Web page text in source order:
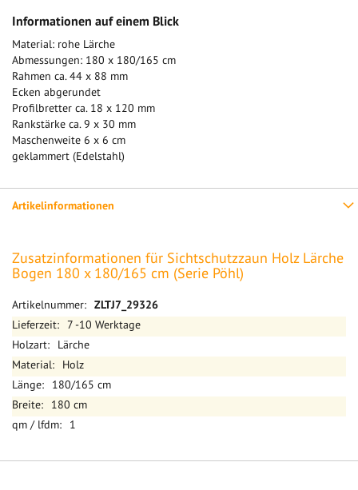
Informationen auf einem Blick
Material: rohe Lärche
Abmessungen: 180 x 180/165 cm
Rahmen ca. 44 x 88 mm
Ecken abgerundet
Profilbretter ca. 18 x 120 mm
Rankstärke ca. 9 x 30 mm
Maschenweite 6 x 6 cm
geklammert (Edelstahl)
Artikelinformationen
Zusatzinformationen für Sichtschutzzaun Holz Lärche
Bogen 180 x 180/165 cm (Serie Pöhl)
Mehr
Informationen
ZLTJ7_29326
7 -10 Werktage
Lärche
Holz
180/165 cm
180 cm
1